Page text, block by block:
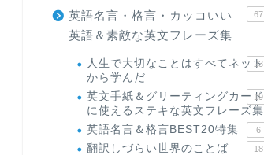
英語名言・格言・カッコいい
英語＆素敵な英文フレーズ集
67
人生で大切なことはすべてネット
から学んだ
23
英文手紙＆グリーティングカード
に使えるステキな英文フレーズ集
19
英語名言＆格言BEST20特集 6
翻訳しづらい世界のことば 18